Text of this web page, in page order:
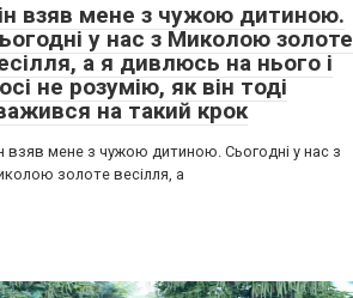
взяв мене з чужою дитиною.
у нас з Миколою золоте
а я дивлюсь на нього і
не розумію, як він тоді
на такий крок
взяв мене з чужою дитиною. Сьогодні у нас з
золоте весілля, а